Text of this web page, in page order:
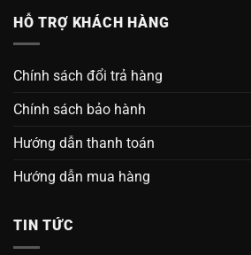
HỖ TRỢ KHÁCH HÀNG
Chính sách đổi trả hàng
Chính sách bảo hành
Hướng dẫn thanh toán
Hướng dẫn mua hàng
TIN TỨC